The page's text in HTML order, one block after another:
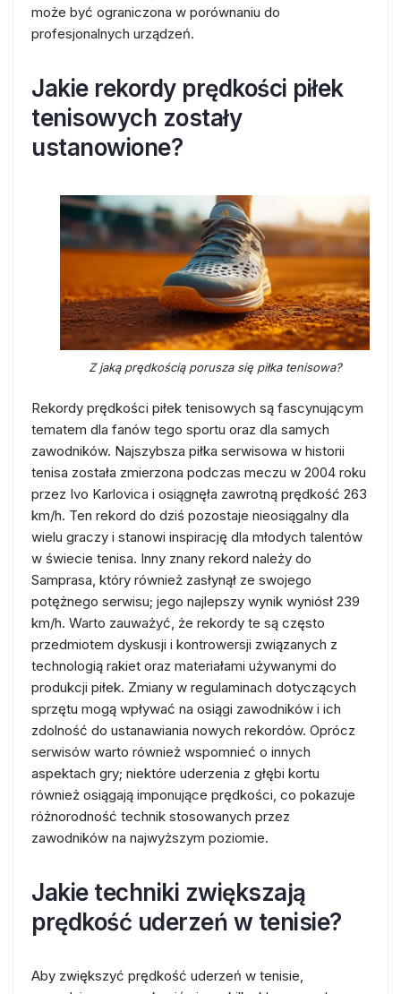
może być ograniczona w porównaniu do
profesjonalnych urządzeń.
Jakie rekordy prędkości piłek
tenisowych zostały
ustanowione?
Z jaką prędkością porusza się piłka tenisowa?
Rekordy prędkości piłek tenisowych są fascynującym
tematem dla fanów tego sportu oraz dla samych
zawodników. Najszybsza piłka serwisowa w historii
tenisa została zmierzona podczas meczu w 2004 roku
przez Ivo Karlovica i osiągnęła zawrotną prędkość 263
km/h. Ten rekord do dziś pozostaje nieosiągalny dla
wielu graczy i stanowi inspirację dla młodych talentów
w świecie tenisa. Inny znany rekord należy do
Samprasa, który również zasłynął ze swojego
potężnego serwisu; jego najlepszy wynik wyniósł 239
km/h. Warto zauważyć, że rekordy te są często
przedmiotem dyskusji i kontrowersji związanych z
technologią rakiet oraz materiałami używanymi do
produkcji piłek. Zmiany w regulaminach dotyczących
sprzętu mogą wpływać na osiągi zawodników i ich
zdolność do ustanawiania nowych rekordów. Oprócz
serwisów warto również wspomnieć o innych
aspektach gry; niektóre uderzenia z głębi kortu
również osiągają imponujące prędkości, co pokazuje
różnorodność technik stosowanych przez
zawodników na najwyższym poziomie.
Jakie techniki zwiększają
prędkość uderzeń w tenisie?
Aby zwiększyć prędkość uderzeń w tenisie,